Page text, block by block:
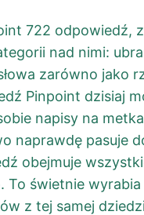
722 odpowiedź,
nad nimi:
zarówno jako
Pinpoint dzisiaj
napisy na
naprawdę pasuje
obejmuje
To świetnie
z tej samej